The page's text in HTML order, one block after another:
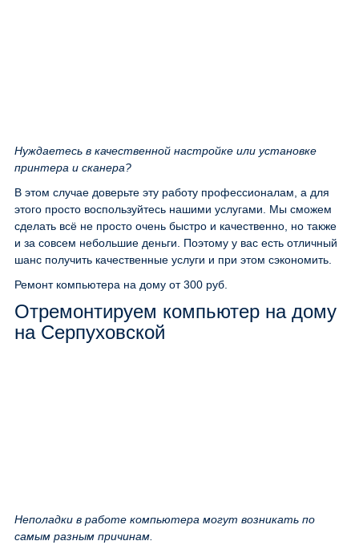
Нуждаетесь в качественной настройке или установке
принтера и сканера?
В этом случае доверьте эту работу профессионалам, а для
этого просто воспользуйтесь нашими услугами. Мы сможем
сделать всё не просто очень быстро и качественно, но также
и за совсем небольшие деньги. Поэтому у вас есть отличный
шанс получить качественные услуги и при этом сэкономить.
Ремонт компьютера на дому от 300 руб.
Отремонтируем компьютер на дому
на Серпуховской
Неполадки в работе компьютера могут возникать по
самым разным причинам.